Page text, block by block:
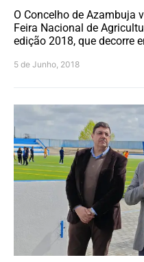
O Concelho de Azambuja
Feira Nacional de
edição 2018, que decorre
5 de Junho, 2018